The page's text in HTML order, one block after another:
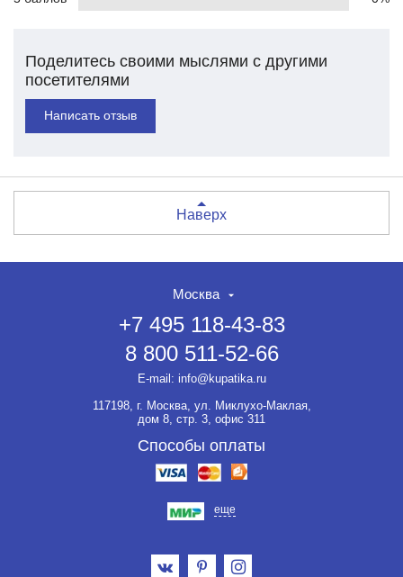
Поделитесь своими мыслями с другими
посетителями
Написать отзыв
Наверх
Москва
+7 495 118-43-83
8 800 511-52-66
E-mail: info@kupatika.ru
117198, г. Москва, ул. Миклухо-Маклая,
дом 8, стр. 3, офис 311
Способы оплаты
еще